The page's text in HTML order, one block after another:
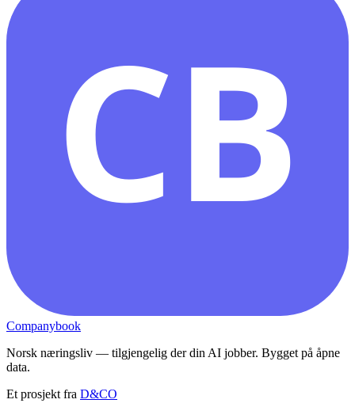
CB
Companybook
Norsk næringsliv — tilgjengelig der din AI jobber. Bygget på åpne
data.
Et prosjekt fra D&CO